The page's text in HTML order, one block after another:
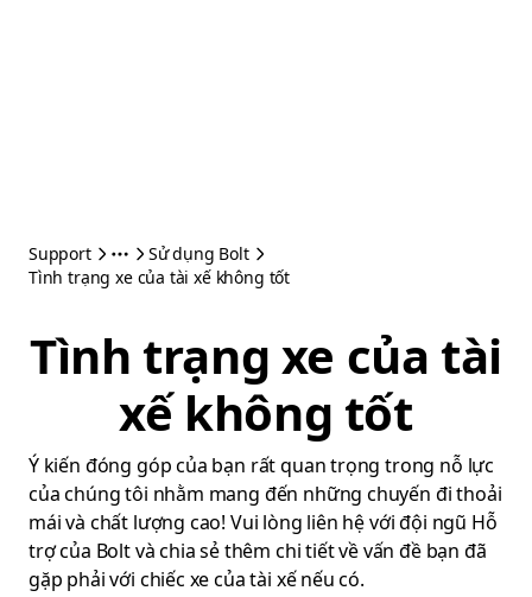
Support
Sử dụng Bolt
Tình trạng xe của tài xế không tốt
Tình trạng xe của tài
xế không tốt
Ý kiến đóng góp của bạn rất quan trọng trong nỗ lực
của chúng tôi nhằm mang đến những chuyến đi thoải
mái và chất lượng cao! Vui lòng liên hệ với đội ngũ Hỗ
trợ của Bolt và chia sẻ thêm chi tiết về vấn đề bạn đã
gặp phải với chiếc xe của tài xế nếu có.